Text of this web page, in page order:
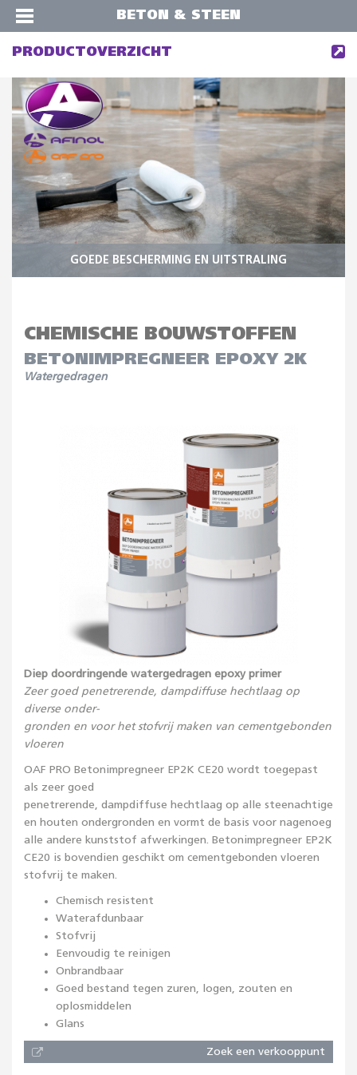
BETON & STEEN
PRODUCTOVERZICHT
GOEDE BESCHERMING EN UITSTRALING
CHEMISCHE BOUWSTOFFEN
BETONIMPREGNEER EPOXY 2K
Watergedragen
Diep doordringende watergedragen epoxy primer
Zeer goed penetrerende, dampdiffuse hechtlaag op
diverse onder-
gronden en voor het stofvrij maken van cementgebonden
vloeren
OAF PRO Betonimpregneer EP2K CE20 wordt toegepast
als zeer goed
penetrerende, dampdiffuse hechtlaag op alle steenachtige
en houten ondergronden en vormt de basis voor nagenoeg
alle andere kunststof afwerkingen. Betonimpregneer EP2K
CE20 is bovendien geschikt om cementgebonden vloeren
stofvrij te maken.
Chemisch resistent
Waterafdunbaar
Stofvrij
Eenvoudig te reinigen
Onbrandbaar
Goed bestand tegen zuren, logen, zouten en
oplosmiddelen
Glans
Zoek een verkooppunt